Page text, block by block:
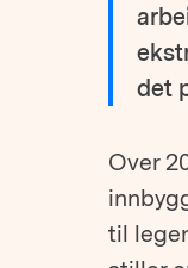
det
Over
til